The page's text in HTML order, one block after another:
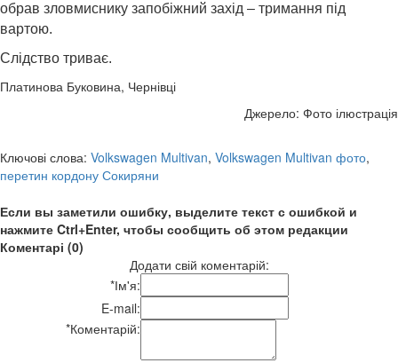
обрав зловмиснику запобіжний захід – тримання під
вартою.
Слідство триває.
Платинова Буковина, Чернівці
Джерело: Фото ілюстрація
Ключові слова: Volkswagen Multivan, Volkswagen Multivan фото,
перетин кордону Сокиряни
Если вы заметили ошибку, выделите текст с ошибкой и
нажмите Ctrl+Enter, чтобы сообщить об этом редакции
Коментарі (0)
Додати свій коментарій:
*Ім'я:
E-mail:
*Коментарій: